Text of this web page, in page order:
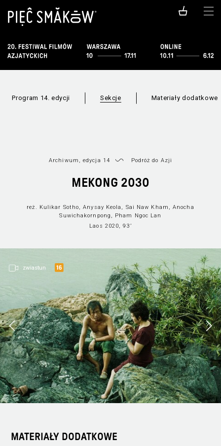
Program 14. edycji Sekcje Materiały dodatkowe
Archiwum, edycja 14 Podróż do Azji
MEKONG 2030
reż. Kulikar Sotho, Anysay Keola, Sai Naw Kham, Anocha
Suwichakornpong, Pham Ngoc Lan
Laos 2020, 93’
zwiastun
MATERIAŁY DODATKOWE